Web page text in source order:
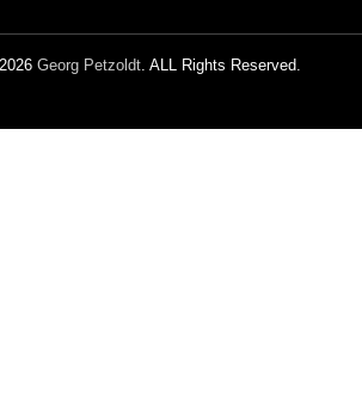
Georg Petzoldt . ALL Rights Reserved.